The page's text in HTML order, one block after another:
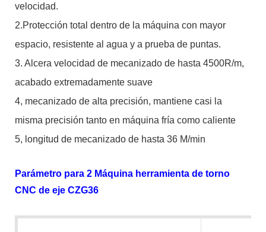
velocidad.
2.Protección total dentro de la máquina con mayor
espacio, resistente al agua y a prueba de puntas.
3. Alcera velocidad de mecanizado de hasta 4500R/m,
acabado extremadamente suave
4, mecanizado de alta precisión, mantiene casi la
misma precisión tanto en máquina fría como caliente
5, longitud de mecanizado de hasta 36 M/min
Parámetro para 2 Máquina herramienta de torno
CNC de eje CZG36